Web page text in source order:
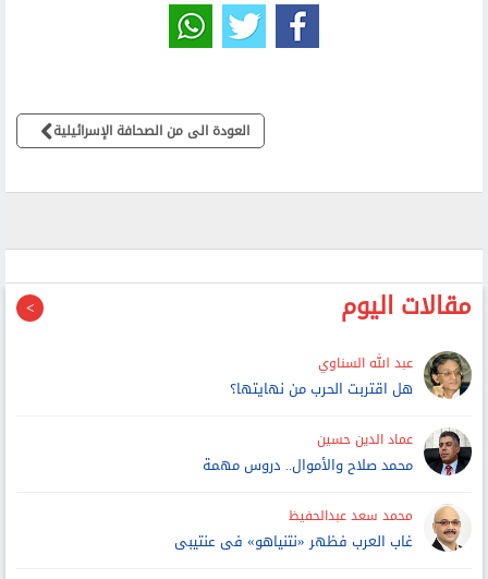
العودة الى من الصحافة الإسرائيلية
مقالات اليوم
عبد الله السناوي
هل اقتربت الحرب من نهايتها؟
عماد الدين حسين
محمد صلاح والأموال.. دروس مهمة
محمد سعد عبدالحفيظ
غاب العرب فظهر «نتنياهو» فى عنتيبى